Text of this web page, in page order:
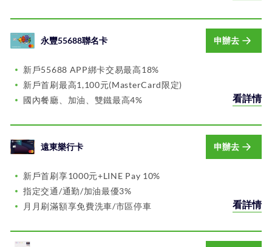
永豐55688聯名卡 申辦去
新戶55688 APP綁卡交易最高18%
新戶首刷最高1,100元(MasterCard限定)
國內餐廳、加油、雙鐵最高4%
看詳情
遠東樂行卡 申辦去
新戶首刷享1000元+LINE Pay 10%
指定交通/通勤/加油最優3%
月月刷滿額享免費洗車/市區停車
看詳情